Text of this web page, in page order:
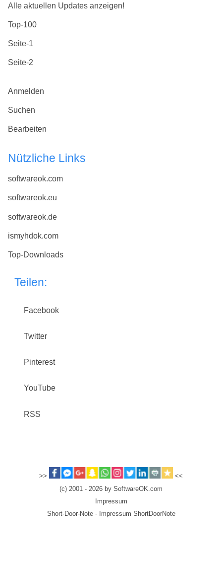
Alle aktuellen Updates anzeigen!
Top-100
Seite-1
Seite-2
Anmelden
Suchen
Bearbeiten
Nützliche Links
softwareok.com
softwareok.eu
softwareok.de
ismyhdok.com
Top-Downloads
Teilen:
Facebook
Twitter
Pinterest
YouTube
RSS
>>
<<
(c) 2001 - 2026 by SoftwareOK.com
Impressum
Short-Door-Note - Impressum ShortDoorNote